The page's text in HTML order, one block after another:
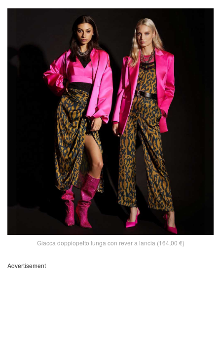
Giacca doppiopetto lunga con rever a lancia (164,00 €)
Advertisement